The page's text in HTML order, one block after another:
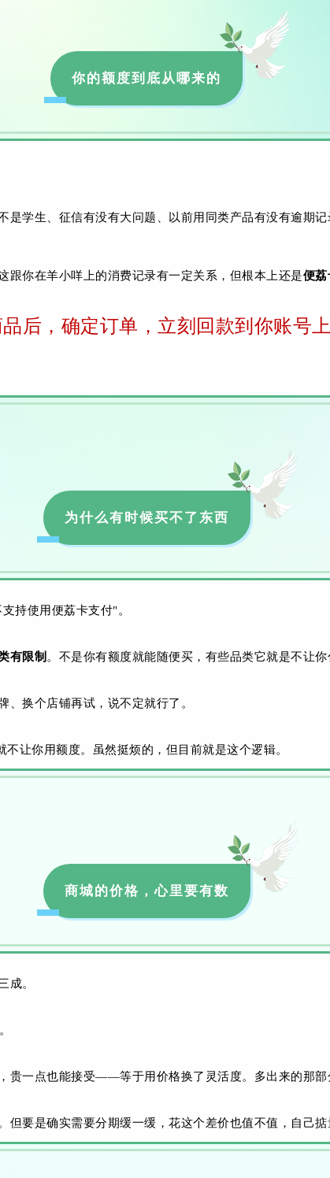
你的额度到底从哪来的
学生、征信有没有大问题、以前用同类产品有没有逾期
跟你在羊小咩上的消费记录有一定关系，但根本上还是便荔
后，确定订单，立刻回款到你账号
为什么有时候买不了东西
持使用便荔卡支付"。
有限制 。不是你有额度就能随便买，有些品类它就是不让你
换个店铺再试，说不定就行了。
让你用额度。虽然挺烦的，但目前就是这个逻辑。
商城的价格，心里要有数
成。
贵一点也能接受——等于用价格换了灵活度。多出来的那
要是确实需要分期缓一缓，花这个差价也值不值，自己掂